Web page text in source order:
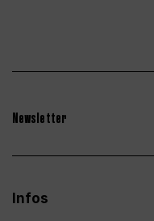
Newsletter
Infos